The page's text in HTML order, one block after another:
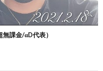
課金/αD代表）